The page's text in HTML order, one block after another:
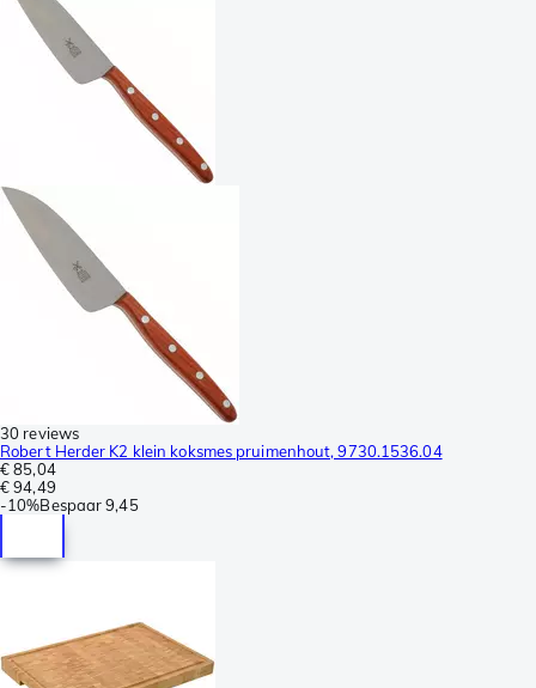
30 reviews
Robert Herder K2 klein koksmes pruimenhout, 9730.1536.04
€ 85,04
€ 94,49
-10%Bespaar 9,45